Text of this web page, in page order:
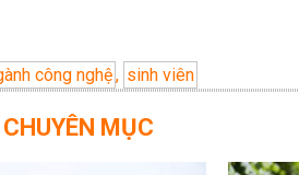
công nghệ, sinh viên
MỤC